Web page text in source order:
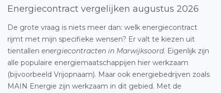
Energiecontract vergelijken augustus 2026
De grote vraag is niets meer dan: welk energiecontract
rijmt met mijn specifieke wensen? Er valt te kiezen uit
tientallen energiecontracten in Marwijksoord. Eigenlijk zijn
alle populaire energiemaatschappijen hier werkzaam
(bijvoorbeeld Vrijopnaam). Maar ook energiebedrijven zoals
MAIN Energie zijn werkzaam in dit gebied. Met de